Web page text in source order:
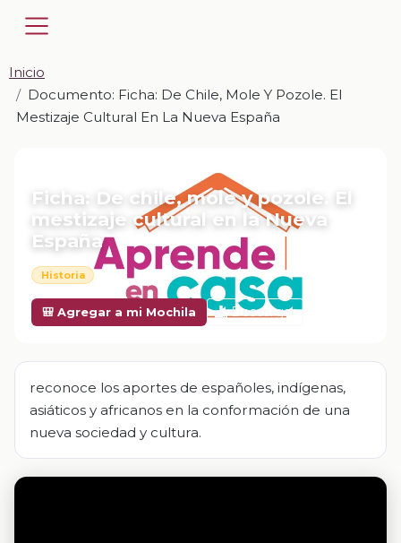
Inicio
Documento: Ficha: De Chile, Mole Y Pozole. El
Mestizaje Cultural En La Nueva España
Ficha: De chile, mole y pozole. El
mestizaje cultural en la Nueva
España
Historia
🎒 Agregar a mi Mochila Descargar
reconoce los aportes de españoles, indígenas,
asiáticos y africanos en la conformación de una
nueva sociedad y cultura.